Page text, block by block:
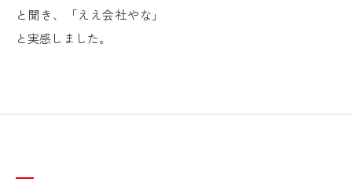
と聞き、「ええ会社やな」
と実感しました。